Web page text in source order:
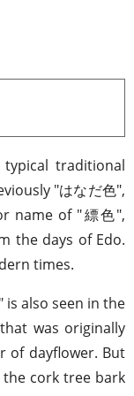
traditional
"はなだ色",
name of "縹色",
the days of Edo.
times.
is also seen in the
was originally
of dayflower. But
cork tree bark